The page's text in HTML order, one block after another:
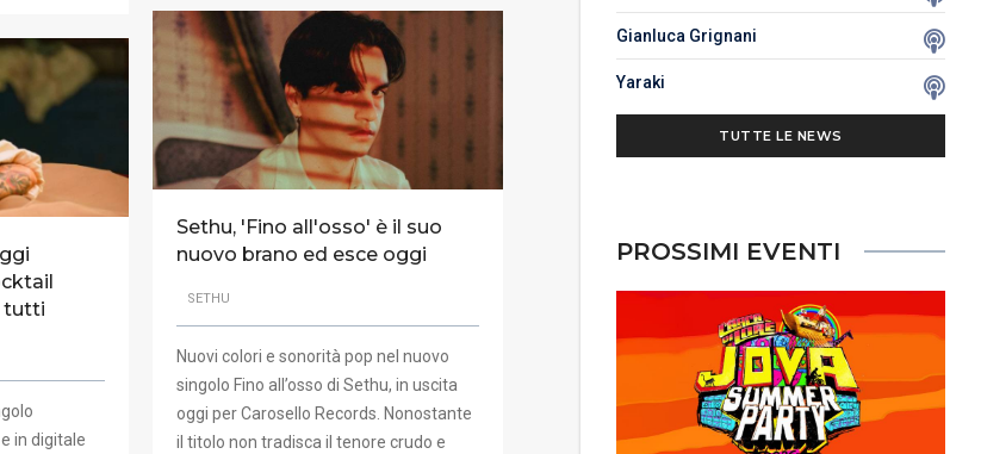
Sethu, 'Fino all'osso' è il suo
nuovo brano ed esce oggi
SETHU
Nuovi colori e sonorità pop nel nuovo
singolo Fino all’osso di Sethu, in uscita
oggi per Carosello Records. Nonostante
il titolo non tradisca il tenore crudo e
tutti
in digitale
Gianluca Grignani
Yaraki
TUTTE LE NEWS
PROSSIMI EVENTI